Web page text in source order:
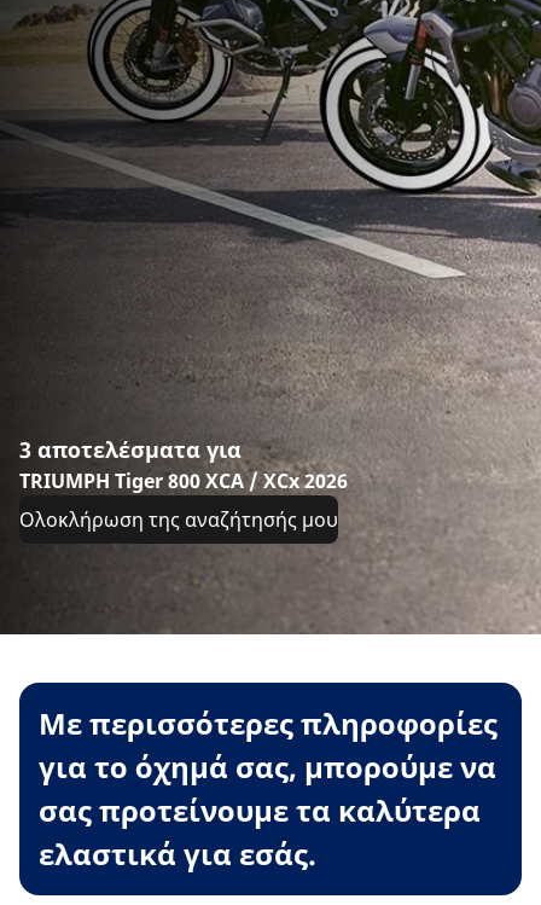
3 αποτελέσματα για
TRIUMPH Tiger 800 XCA / XCx 2026
Ολοκλήρωση της αναζήτησής μου
Με περισσότερες πληροφορίες
για το όχημά σας, μπορούμε να
σας προτείνουμε τα καλύτερα
ελαστικά για εσάς.